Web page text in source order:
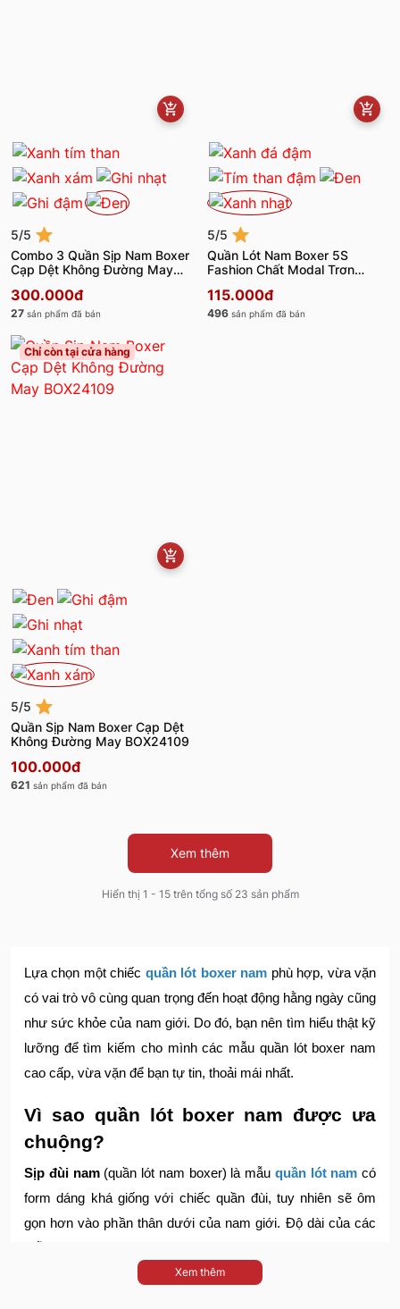
5/5
Combo 3 Quần Sịp Nam Boxer
Cạp Dệt Không Đường May
300.000đ
27 sản phẩm đã bán
5/5
Quần Lót Nam Boxer 5S
Fashion Chất Modal Trơn
115.000đ
496 sản phẩm đã bán
Chỉ còn tại cửa hàng
5/5
Quần Sịp Nam Boxer Cạp Dệt
Không Đường May BOX24109
100.000đ
621 sản phẩm đã bán
Xem thêm
Hiển thị 1 - 15 trên tổng số 23 sản phẩm
Lựa chọn một chiếc quần lót boxer nam phù hợp, vừa vặn
có vai trò vô cùng quan trọng đến hoạt động hằng ngày cũng
như sức khỏe của nam giới. Do đó, bạn nên tìm hiểu thật kỹ
lưỡng để tìm kiếm cho mình các mẫu quần lót boxer nam
cao cấp, vừa vặn để bạn tự tin, thoải mái nhất.
Vì sao quần lót boxer nam được ưa
chuộng?
Sịp đùi nam(quần lót nam boxer) là mẫu quần lót nam có
form dáng khá giống với chiếc quần đùi, tuy nhiên sẽ ôm
gọn hơn vào phần thân dưới của nam giới. Độ dài của các
thuộc vào sở thích của người mặc.
Xem thêm